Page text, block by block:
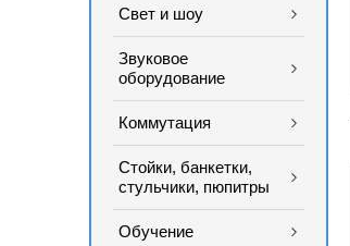
Свет и шоу
Звуковое
оборудование
Коммутация
Стойки, банкетки,
стульчики, пюпитры
Обучение